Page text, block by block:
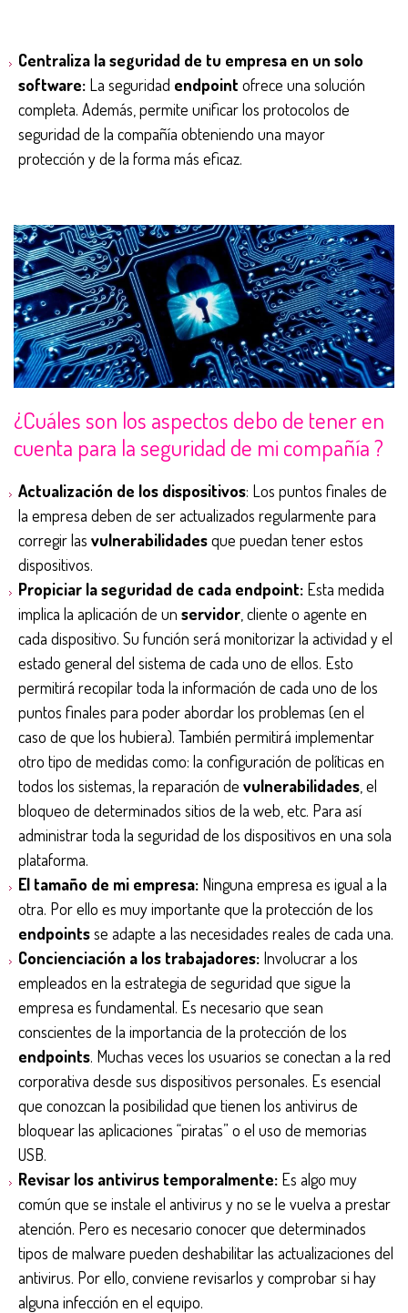
Centraliza la seguridad de tu empresa en un solo
software: La seguridad endpoint ofrece una solución
completa. Además, permite unificar los protocolos de
seguridad de la compañía obteniendo una mayor
protección y de la forma más eficaz.
¿Cuáles son los aspectos debo de tener en
cuenta para la seguridad de mi compañía ?
Actualización de los dispositivos: Los puntos finales de
la empresa deben de ser actualizados regularmente para
corregir las vulnerabilidadesque puedan tener estos
dispositivos.
Propiciar la seguridad de cada endpoint: Esta medida
implica la aplicación de un servidor , cliente o agente en
cada dispositivo. Su función será monitorizar la actividad y el
estado general del sistema de cada uno de ellos. Esto
permitirá recopilar toda la información de cada uno de los
puntos finales para poder abordar los problemas (en el
caso de que los hubiera). También permitirá implementar
otro tipo de medidas como: la configuración de políticas en
todos los sistemas, la reparación de vulnerabilidades , el
bloqueo de determinados sitios de la web, etc. Para así
administrar toda la seguridad de los dispositivos en una sola
plataforma.
El tamaño de mi empresa: Ninguna empresa es igual a la
otra. Por ello es muy importante que la protección de los
endpointsse adapte a las necesidades reales de cada una.
Concienciación a los trabajadores: Involucrar a los
empleados en la estrategia de seguridad que sigue la
empresa es fundamental. Es necesario que sean
conscientes de la importancia de la protección de los
endpoints. Muchas veces los usuarios se conectan a la red
corporativa desde sus dispositivos personales. Es esencial
que conozcan la posibilidad que tienen los antivirus de
bloquear las aplicaciones “piratas” o el uso de memorias
USB.
Revisar los antivirus temporalmente: Es algo muy
común que se instale el antivirus y no se le vuelva a prestar
atención. Pero es necesario conocer que determinados
tipos de malware pueden deshabilitar las actualizaciones del
antivirus. Por ello, conviene revisarlos y comprobar si hay
alguna infección en el equipo.